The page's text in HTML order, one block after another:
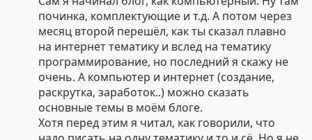
починка, комплектующие и т.д. А потом через
месяц второй перешёл, как ты сказал плавно
на интернет тематику и вслед на тематику
программирование, но последний я скажу не
очень. А компьютер и интернет (создание,
раскрутка, заработок..) можно сказать
основные темы в моём блоге.
Хотя перед этим я читал, как говорили, что